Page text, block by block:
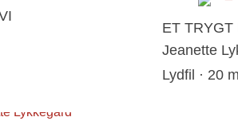
ET TRYGT
Jeanette
Lydfil · 20